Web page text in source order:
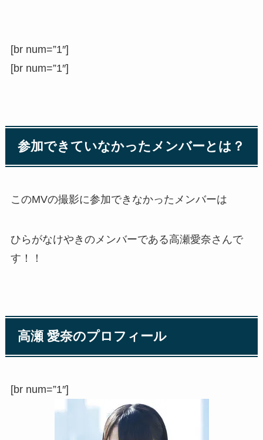
[br num=”1″]
[br num=”1″]
参加できていなかったメンバーとは？
このMVの撮影に参加できなかったメンバーは
ひらがなけやきのメンバーである高瀬愛奈さんで
す！！
高瀬 愛奈のプロフィール
[br num=”1″]